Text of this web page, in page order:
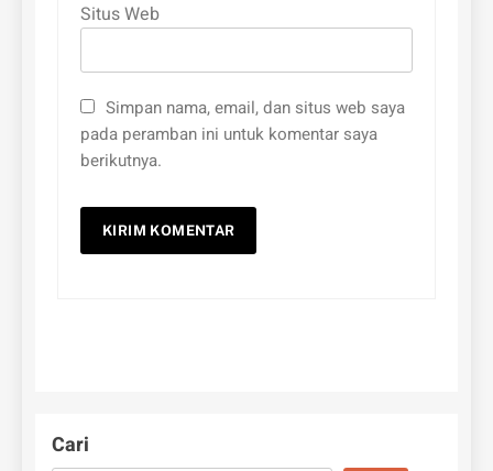
Situs Web
Simpan nama, email, dan situs web saya
pada peramban ini untuk komentar saya
berikutnya.
Cari